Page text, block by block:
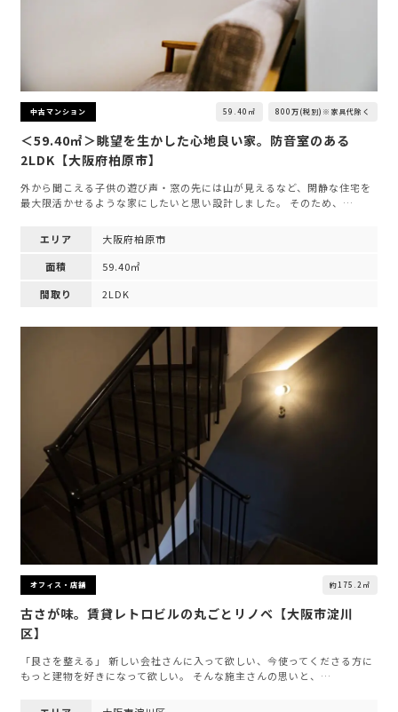
中古マンション 59.40㎡ 800万(税別)※家具代除く
＜59.40㎡＞眺望を生かした心地良い家。防音室のある
2LDK【大阪府柏原市】
外から聞こえる子供の遊び声・窓の先には山が見えるなど、閑静な住宅を
最大限活かせるような家にしたいと思い設計しました。 そのため、…
エリア
大阪府柏原市
面積
59.40㎡
間取り
2LDK
オフィス・店舗 約175.2㎡
古さが味。賃貸レトロビルの丸ごとリノベ【大阪市淀川
区】
「良さを整える」 新しい会社さんに入って欲しい、今使ってくださる方に
もっと建物を好きになって欲しい。 そんな施主さんの思いと、…